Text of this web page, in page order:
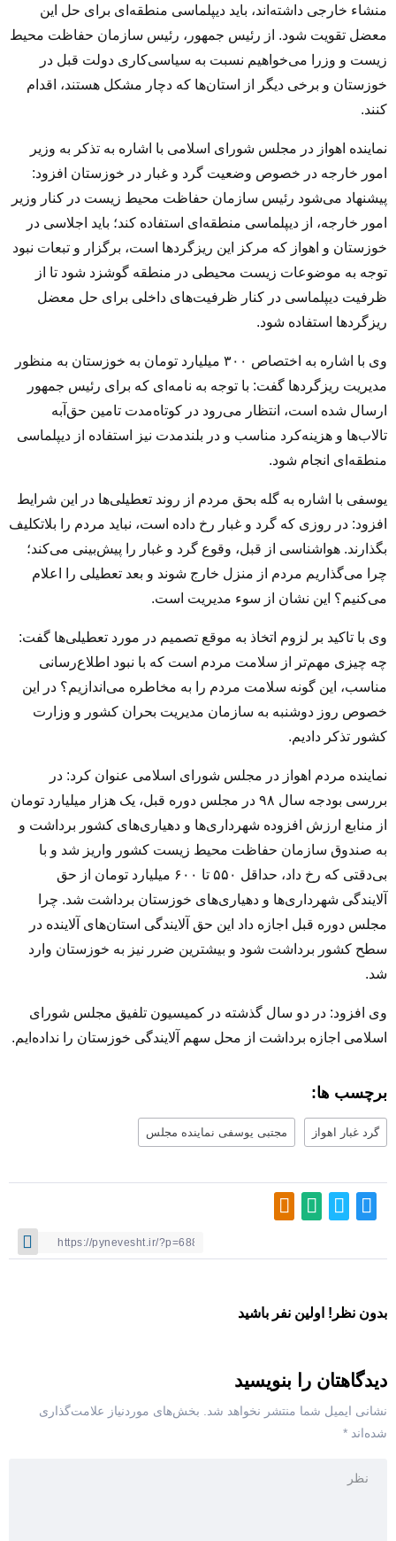
منشاء خارجی داشته‌اند، باید دیپلماسی منطقه‌ای برای حل این
معضل تقویت شود. از رئیس جمهور، رئیس سازمان حفاظت محیط
زیست و وزرا می‌خواهیم نسبت به سیاسی‌کاری دولت قبل در
خوزستان و برخی دیگر از استان‌ها که دچار مشکل هستند، اقدام
کنند.
نماینده اهواز در مجلس شورای اسلامی با اشاره به تذکر به وزیر
امور خارجه در خصوص وضعیت گرد و غبار در خوزستان افزود:
پیشنهاد می‌شود رئیس سازمان حفاظت محیط زیست در کنار وزیر
امور خارجه، از دیپلماسی منطقه‌ای استفاده کند؛ باید اجلاسی در
خوزستان و اهواز که مرکز این ریزگردها است، برگزار و تبعات نبود
توجه به موضوعات زیست محیطی در منطقه گوشزد شود تا از
ظرفیت دیپلماسی در کنار ظرفیت‌های داخلی برای حل معضل
ریزگردها استفاده شود.
وی با اشاره به اختصاص ۳۰۰ میلیارد تومان به خوزستان به منظور
مدیریت ریزگردها گفت: با توجه به نامه‌ای که برای رئیس جمهور
ارسال شده است، انتظار می‌رود در کوتاه‌مدت تامین حق‌آبه
تالاب‌ها و هزینه‌کرد مناسب و در بلندمدت نیز استفاده از دیپلماسی
منطقه‌ای انجام شود.
یوسفی با اشاره به گله بحق مردم از روند تعطیلی‌ها در این شرایط
افزود: در روزی که گرد و غبار رخ داده است، نباید مردم را بلاتکلیف
بگذارند. هواشناسی از قبل، وقوع گرد و غبار را پیش‌بینی می‌کند؛
چرا می‌گذاریم مردم از منزل خارج شوند و بعد تعطیلی را اعلام
می‌کنیم؟ این نشان از سوء مدیریت است.
وی با تاکید بر لزوم اتخاذ به موقع تصمیم در مورد تعطیلی‌ها گفت:
چه چیزی مهم‌تر از سلامت مردم است که با نبود اطلاع‌رسانی
مناسب، این گونه سلامت مردم را به مخاطره می‌اندازیم؟ در این
خصوص روز دوشنبه به سازمان مدیریت بحران کشور و وزارت
کشور تذکر دادیم.
نماینده مردم اهواز در مجلس شورای اسلامی عنوان کرد: در
بررسی بودجه سال ۹۸ در مجلس دوره قبل، یک هزار میلیارد تومان
از منابع ارزش افزوده شهرداری‌ها و دهیاری‌های کشور برداشت و
به صندوق سازمان حفاظت محیط زیست کشور واریز شد و با
بی‌دقتی که رخ داد، حداقل ۵۵۰ تا ۶۰۰ میلیارد تومان از حق
آلایندگی شهرداری‌ها و دهیاری‌های خوزستان برداشت شد. چرا
مجلس دوره قبل اجازه داد این حق آلایندگی استان‌های آلاینده در
سطح کشور برداشت شود و بیشترین ضرر نیز به خوزستان وارد
شد.
وی افزود: در دو سال گذشته در کمیسیون تلفیق مجلس شورای
اسلامی اجازه برداشت از محل سهم آلایندگی خوزستان را نداده‌ایم.
برچسب ها:
گرد غبار اهواز مجتبی یوسفی نماینده مجلس
بدون نظر! اولین نفر باشید
دیدگاهتان را بنویسید
نشانی ایمیل شما منتشر نخواهد شد.
بخش‌های موردنیاز علامت‌گذاری
شده‌اند *